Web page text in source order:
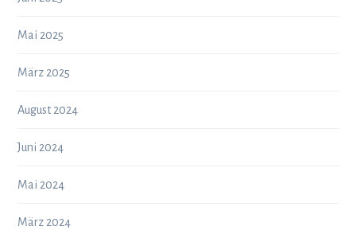
Mai 2025
März 2025
August 2024
Juni 2024
Mai 2024
März 2024